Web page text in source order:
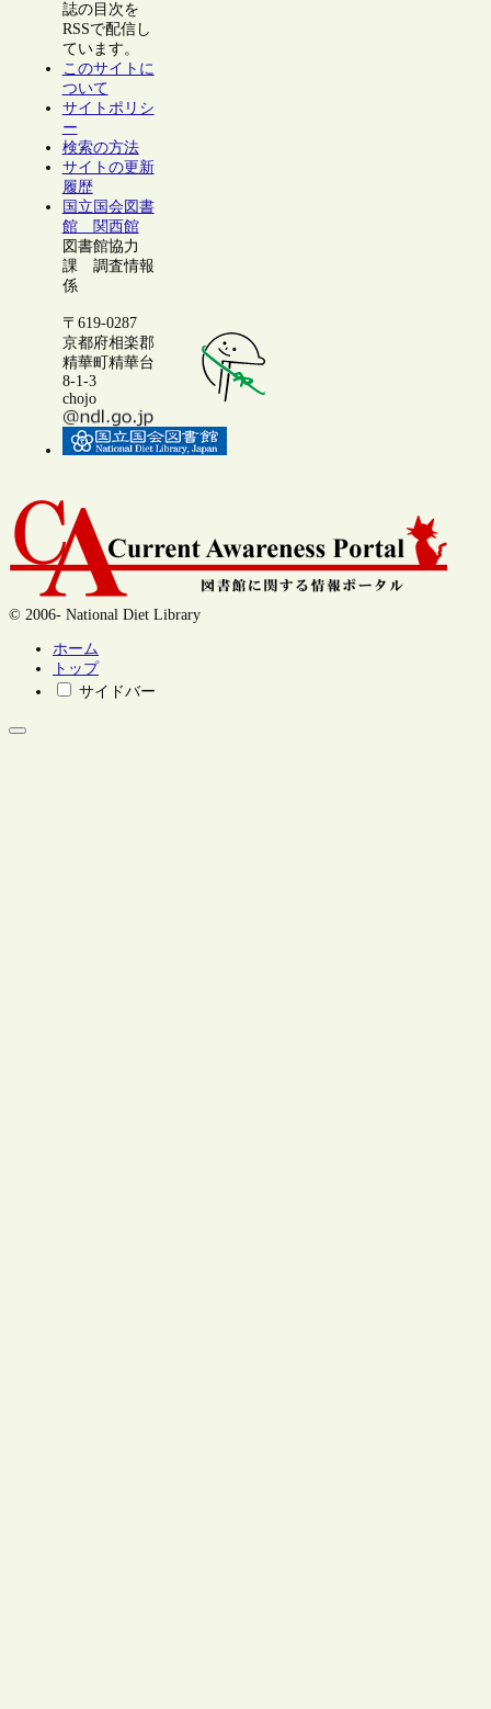
誌の目次を
RSSで配信し
ています。
このサイトに
ついて
サイトポリシ
ー
検索の方法
サイトの更新
履歴
国立国会図書
館 関西館
図書館協力
課 調査情報
係
〒619-0287
京都府相楽郡
精華町精華台
8-1-3
chojo
© 2006- National Diet Library
ホーム
トップ
サイドバー